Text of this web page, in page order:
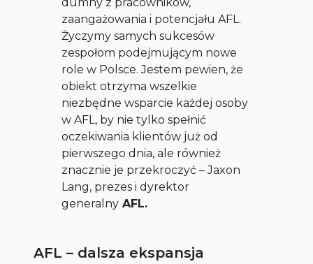
zaangażowania i potencjału AFL.
Życzymy samych sukcesów
zespołom podejmującym nowe
role w Polsce. Jestem pewien, że
obiekt otrzyma wszelkie
niezbędne wsparcie każdej osoby
w AFL, by nie tylko spełnić
oczekiwania klientów już od
pierwszego dnia, ale również
znacznie je przekroczyć – Jaxon
Lang, prezes i dyrektor
generalny AFL.
AFL – dalsza ekspansja